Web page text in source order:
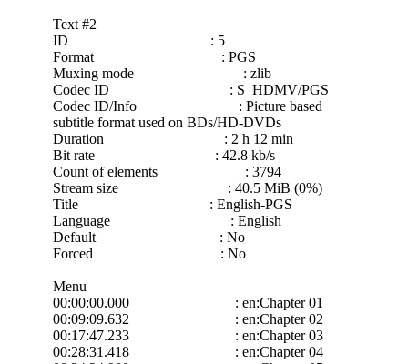
Text #2
ID : 5
Format : PGS
Muxing mode : zlib
Codec ID : S_HDMV/PGS
Codec ID/Info : Picture based
subtitle format used on BDs/HD-DVDs
Duration : 2 h 12 min
Bit rate : 42.8 kb/s
Count of elements : 3794
Stream size : 40.5 MiB (0%)
Title : English-PGS
Language : English
Default : No
Forced : No
Menu
00:00:00.000 : en:Chapter 01
00:09:09.632 : en:Chapter 02
00:17:47.233 : en:Chapter 03
00:28:31.418 : en:Chapter 04